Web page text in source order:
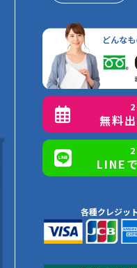
無料
LINE
各種クレジッ